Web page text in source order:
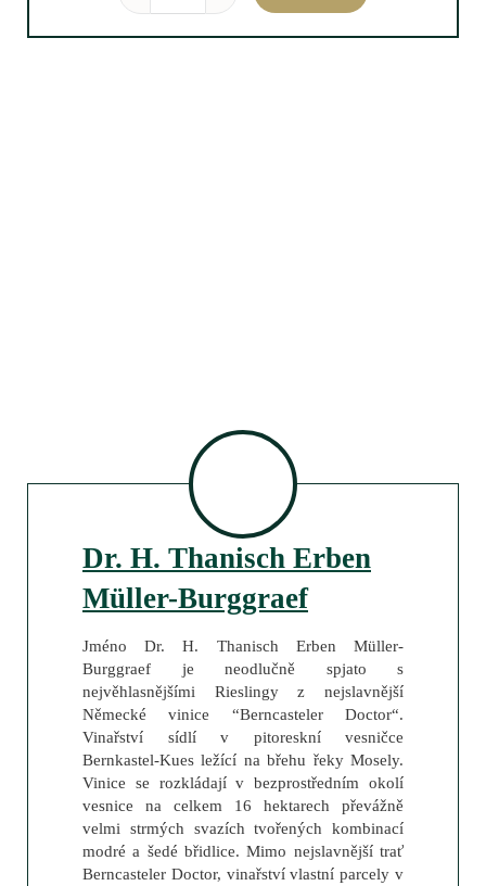
Dr. H. Thanisch Erben
Müller-Burggraef
Jméno Dr. H. Thanisch Erben Müller-
Burggraef je neodlučně spjato s
nejvěhlasnějšími Rieslingy z nejslavnější
Německé vinice “Berncasteler Doctor“.
Vinařství sídlí v pitoreskní vesničce
Bernkastel-Kues ležící na břehu řeky Mosely.
Vinice se rozkládají v bezprostředním okolí
vesnice na celkem 16 hektarech převážně
velmi strmých svazích tvořených kombinací
modré a šedé břidlice. Mimo nejslavnější trať
Berncasteler Doctor, vinařství vlastní parcely v